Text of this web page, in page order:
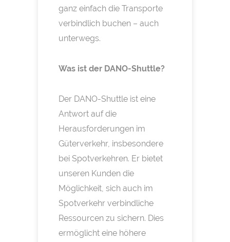
ganz einfach die Transporte
verbindlich buchen – auch
unterwegs.
Was ist der DANO-Shuttle?
Der DANO-Shuttle ist eine
Antwort auf die
Herausforderungen im
Güterverkehr, insbesondere
bei Spotverkehren. Er bietet
unseren Kunden die
Möglichkeit, sich auch im
Spotverkehr verbindliche
Ressourcen zu sichern. Dies
ermöglicht eine höhere